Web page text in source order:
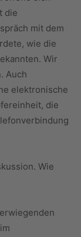
die
mit dem
wie die
Wir
Auch
elektronische
die
Wie